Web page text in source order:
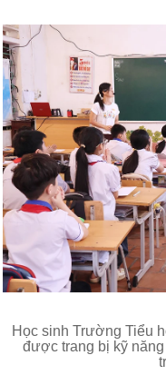
Học sinh Trường Tiểu
được trang bị kỹ